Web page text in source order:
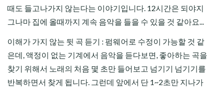
때도 들고나가지 않는다는 이야기입니다. 12시간은 되야지
그나마 집에 올때까지 계속 음악을 들을 수 있을 것 같아요...
이해가 가지 않는 뒷 곡 듣기 : 펌웨어로 수정이 가능할 것 같
은데, 액정이 없는 기계에서 음악을 듣다보면, 좋아하는 곡을
찾기 위해서 노래의 처음 몇 초만 들어보고 넘기기 넘기기를
반복하면서 찾게 됩니다. 그런데 앞에서 단 1~2초만 지나가